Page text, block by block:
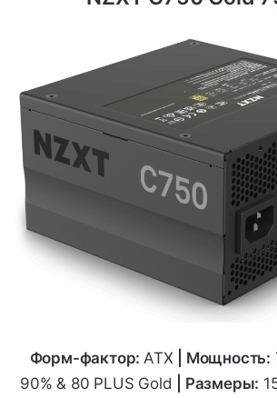
Форм-фактор:ATX Мощность:
90% & 80 PLUS Gold
| Размеры: